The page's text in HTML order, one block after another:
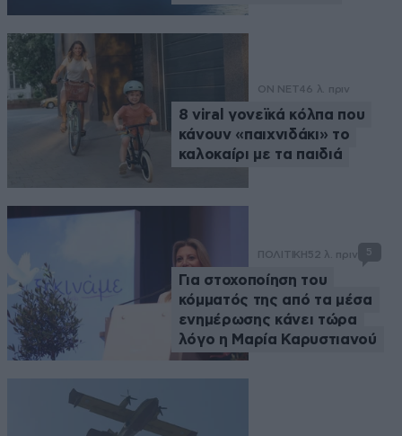
ON NET46 λ. πριν
8 viral γονεϊκά κόλπα που
κάνουν «παιχνιδάκι» το
καλοκαίρι με τα παιδιά
ΠΟΛΙΤΙΚΗ52 λ. πριν 5
Για στοχοποίηση του
κόμματός της από τα μέσα
ενημέρωσης κάνει τώρα
λόγο η Μαρία Καρυστιανού